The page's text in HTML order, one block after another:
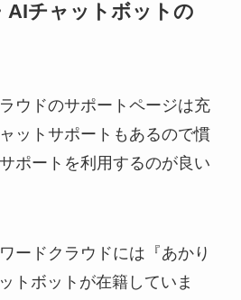
AIチャットボットの
ウドのサポートページは充
ットサポートもあるので慣
ポートを利用するのが良い
ードクラウドには『あかり
トボットが在籍していま